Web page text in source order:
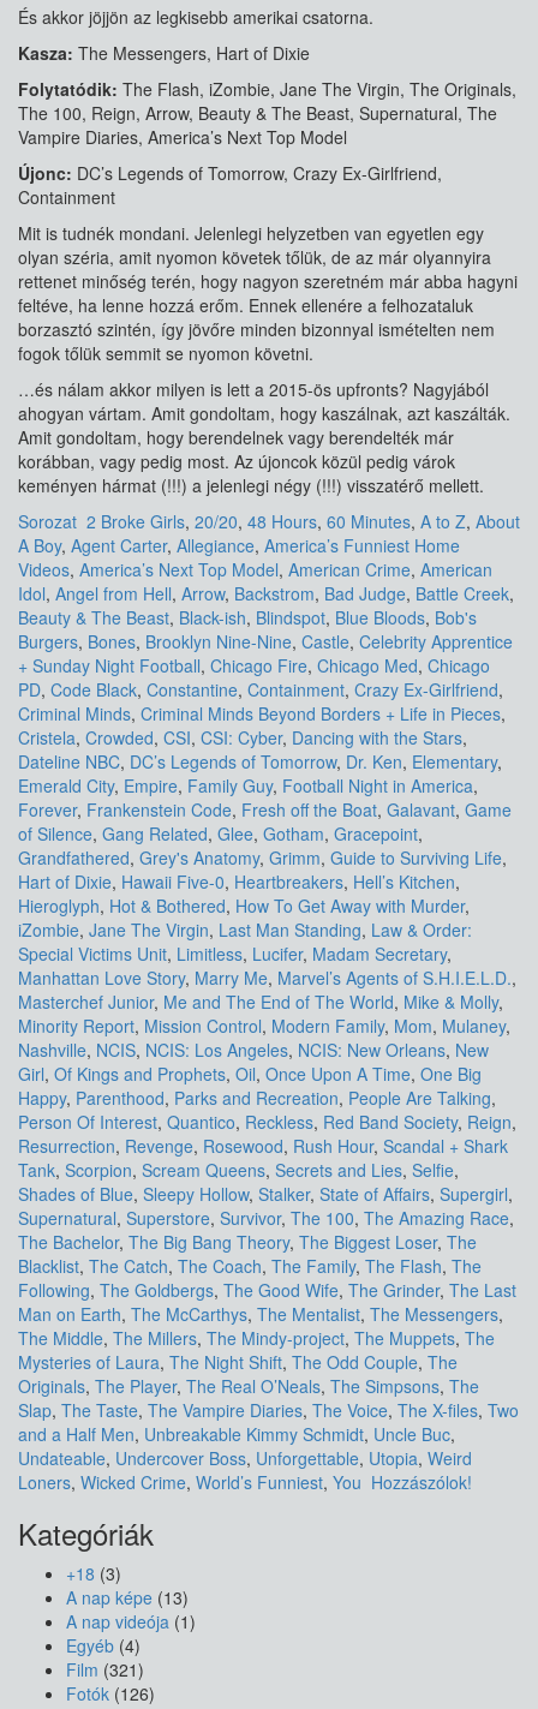
És akkor jöjjön az legkisebb amerikai csatorna.
Kasza: The Messengers, Hart of Dixie
Folytatódik: The Flash, iZombie, Jane The Virgin, The Originals,
The 100, Reign, Arrow, Beauty & The Beast, Supernatural, The
Vampire Diaries, America’s Next Top Model
Újonc: DC’s Legends of Tomorrow, Crazy Ex-Girlfriend,
Containment
Mit is tudnék mondani. Jelenlegi helyzetben van egyetlen egy
olyan széria, amit nyomon követek tőlük, de az már olyannyira
rettenet minőség terén, hogy nagyon szeretném már abba hagyni
feltéve, ha lenne hozzá erőm. Ennek ellenére a felhozataluk
borzasztó szintén, így jövőre minden bizonnyal ismételten nem
fogok tőlük semmit se nyomon követni.
…és nálam akkor milyen is lett a 2015-ös upfronts? Nagyjából
ahogyan vártam. Amit gondoltam, hogy kaszálnak, azt kaszálták.
Amit gondoltam, hogy berendelnek vagy berendelték már
korábban, vagy pedig most. Az újoncok közül pedig várok
keményen hármat (!!!) a jelenlegi négy (!!!) visszatérő mellett.
Sorozat 2 Broke Girls, 20/20, 48 Hours, 60 Minutes, A to Z, About
A Boy, Agent Carter, Allegiance, America’s Funniest Home
Videos, America’s Next Top Model, American Crime, American
Idol, Angel from Hell, Arrow, Backstrom, Bad Judge, Battle Creek,
Beauty & The Beast, Black-ish, Blindspot, Blue Bloods, Bob's
Burgers, Bones, Brooklyn Nine-Nine, Castle, Celebrity Apprentice
+ Sunday Night Football, Chicago Fire, Chicago Med, Chicago
PD, Code Black, Constantine, Containment, Crazy Ex-Girlfriend,
Criminal Minds, Criminal Minds Beyond Borders + Life in Pieces,
Cristela, Crowded, CSI, CSI: Cyber, Dancing with the Stars,
Dateline NBC, DC’s Legends of Tomorrow, Dr. Ken, Elementary,
Emerald City, Empire, Family Guy, Football Night in America,
Forever, Frankenstein Code, Fresh off the Boat, Galavant, Game
of Silence, Gang Related, Glee, Gotham, Gracepoint,
Grandfathered, Grey's Anatomy, Grimm, Guide to Surviving Life,
Hart of Dixie, Hawaii Five-0, Heartbreakers, Hell’s Kitchen,
Hieroglyph, Hot & Bothered, How To Get Away with Murder,
iZombie, Jane The Virgin, Last Man Standing, Law & Order:
Special Victims Unit, Limitless, Lucifer, Madam Secretary,
Manhattan Love Story, Marry Me, Marvel’s Agents of S.H.I.E.L.D.,
Masterchef Junior, Me and The End of The World, Mike & Molly,
Minority Report, Mission Control, Modern Family, Mom, Mulaney,
Nashville, NCIS, NCIS: Los Angeles, NCIS: New Orleans, New
Girl, Of Kings and Prophets, Oil, Once Upon A Time, One Big
Happy, Parenthood, Parks and Recreation, People Are Talking,
Person Of Interest, Quantico, Reckless, Red Band Society, Reign,
Resurrection, Revenge, Rosewood, Rush Hour, Scandal + Shark
Tank, Scorpion, Scream Queens, Secrets and Lies, Selfie,
Shades of Blue, Sleepy Hollow, Stalker, State of Affairs, Supergirl,
Supernatural, Superstore, Survivor, The 100, The Amazing Race,
The Bachelor, The Big Bang Theory, The Biggest Loser, The
Blacklist, The Catch, The Coach, The Family, The Flash, The
Following, The Goldbergs, The Good Wife, The Grinder, The Last
Man on Earth, The McCarthys, The Mentalist, The Messengers,
The Middle, The Millers, The Mindy-project, The Muppets, The
Mysteries of Laura, The Night Shift, The Odd Couple, The
Originals, The Player, The Real O’Neals, The Simpsons, The
Slap, The Taste, The Vampire Diaries, The Voice, The X-files, Two
and a Half Men, Unbreakable Kimmy Schmidt, Uncle Buc,
Undateable, Undercover Boss, Unforgettable, Utopia, Weird
Loners, Wicked Crime, World’s Funniest, You Hozzászólok!
Kategóriák
+18 (3)
A nap képe (13)
A nap videója (1)
Egyéb (4)
Film (321)
Fotók (126)